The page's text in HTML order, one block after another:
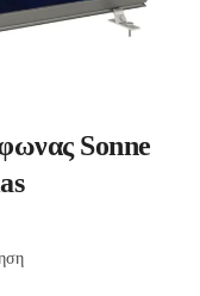
Sonne